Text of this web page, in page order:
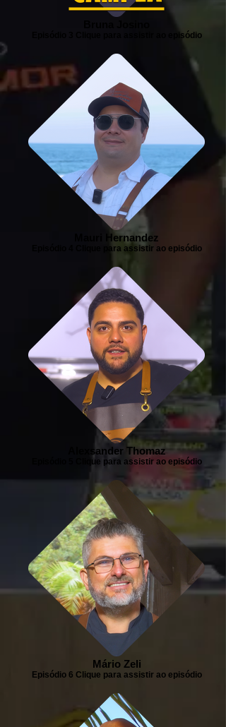
Episódio 3 Clique para assistir ao episódio
Mauri Hernandez
Episódio 4 Clique para assistir ao episódio
Alexsander Thomaz
Episódio 5 Clique para assistir ao episódio
Mário Zeli
Episódio 6 Clique para assistir ao episódio